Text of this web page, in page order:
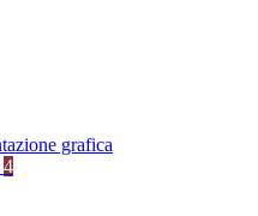
grafica
4